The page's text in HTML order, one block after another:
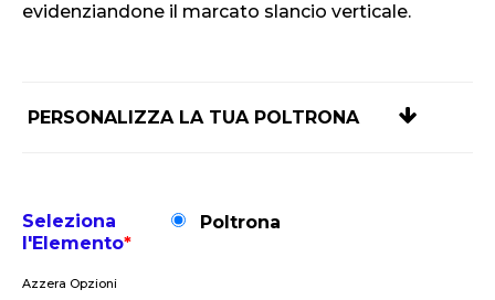
evidenziandone il marcato slancio verticale.
PERSONALIZZA LA TUA POLTRONA
Seleziona
l'Elemento*
Poltrona
Azzera Opzioni